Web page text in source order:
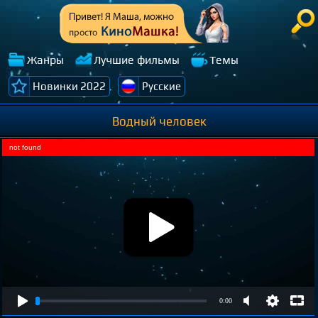
Жанры Лучшие фильмы Темы
Новинки 2022 Русские
Водный человек
0:00
not found